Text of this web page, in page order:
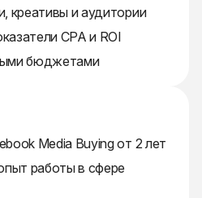
креативы и аудитории
CPA и ROI
бюджетами
Media Buying от 2 лет
работы в сфере